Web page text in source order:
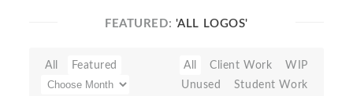
FEATURED: 'ALL LOGOS'
All Featured All Client Work
WIP
Unused
Student Work